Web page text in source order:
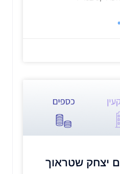
יצחק שטראוך